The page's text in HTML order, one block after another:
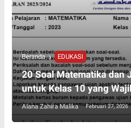
Beranda EDUKASI
20 Soal Matematika dan
untuk Kelas 10 yang
Alana Zahira Malika Februari 27, 2026